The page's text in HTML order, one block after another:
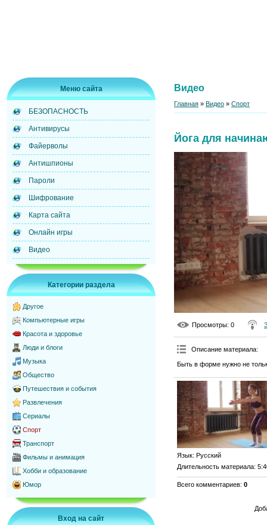
Меню сайта
БЕЗОПАСНОСТЬ
Антивирусы
Файерволы
Антишпионы
Пароли
Шифрование
Карта сайта
Онлайн игры
Видео
Категории раздела
Другое
Компьютерные игры
Красота и здоровье
Люди и блоги
Музыка
Общество
Путешествия и события
Развлечения
Сериалы
Спорт
Транспорт
Фильмы и анимация
Хобби и образование
Юмор
Вход на сайт
Видео
Главная » Видео » Спорт
Йога для
Просмотры: 0
Описание материала:
Быть в форме нужно не
Язык: Русский
Длительность материала:
Всего комментариев: 0